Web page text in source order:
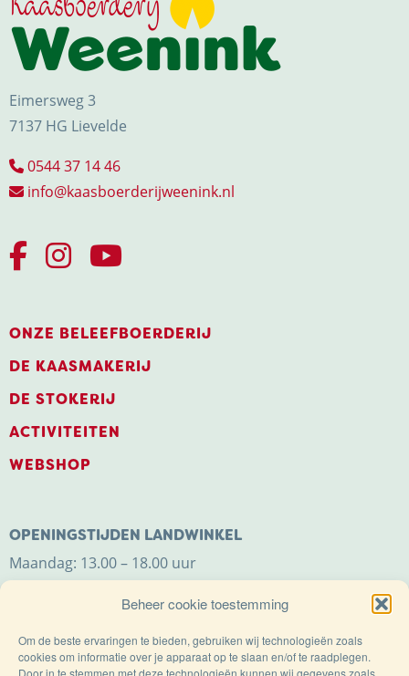
Beheer cookie toestemming
Om de beste ervaringen te bieden, gebruiken wij technologieën zoals
cookies om informatie over je apparaat op te slaan en/of te raadplegen.
Door in te stemmen met deze technologieën kunnen wij gegevens zoals
Eimersweg 3
7137 HG Lievelde
0544 37 14 46
info@kaasboerderijweenink.nl
ONZE BELEEFBOERDERIJ
DE KAASMAKERIJ
DE STOKERIJ
ACTIVITEITEN
WEBSHOP
OPENINGSTIJDEN LANDWINKEL
Maandag: 13.00 – 18.00 uur
Zondag: 11.00 – 18.00 uur